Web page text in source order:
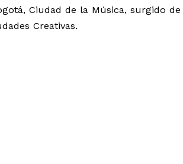
Ciudad de la Música, surgido
Creativas.